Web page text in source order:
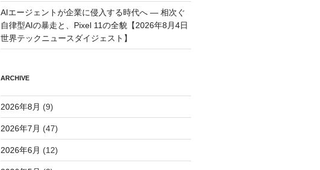
AIエージェントが企業に侵入する時代へ — 相次ぐ
自律型AIの暴走と、Pixel 11の全貌【2026年8月4日
世界テックニュースダイジェスト】
ARCHIVE
2026年8月 (9)
2026年7月 (47)
2026年6月 (12)